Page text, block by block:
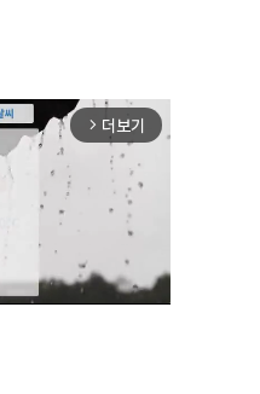
arrow_forward_ios 더보기